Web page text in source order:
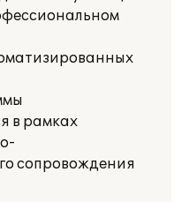
в рамках
сопровождения